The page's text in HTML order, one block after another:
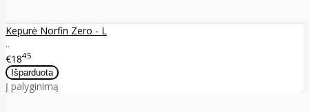
Kepurė Norfin Zero - L
..
€1845
Į palyginimą